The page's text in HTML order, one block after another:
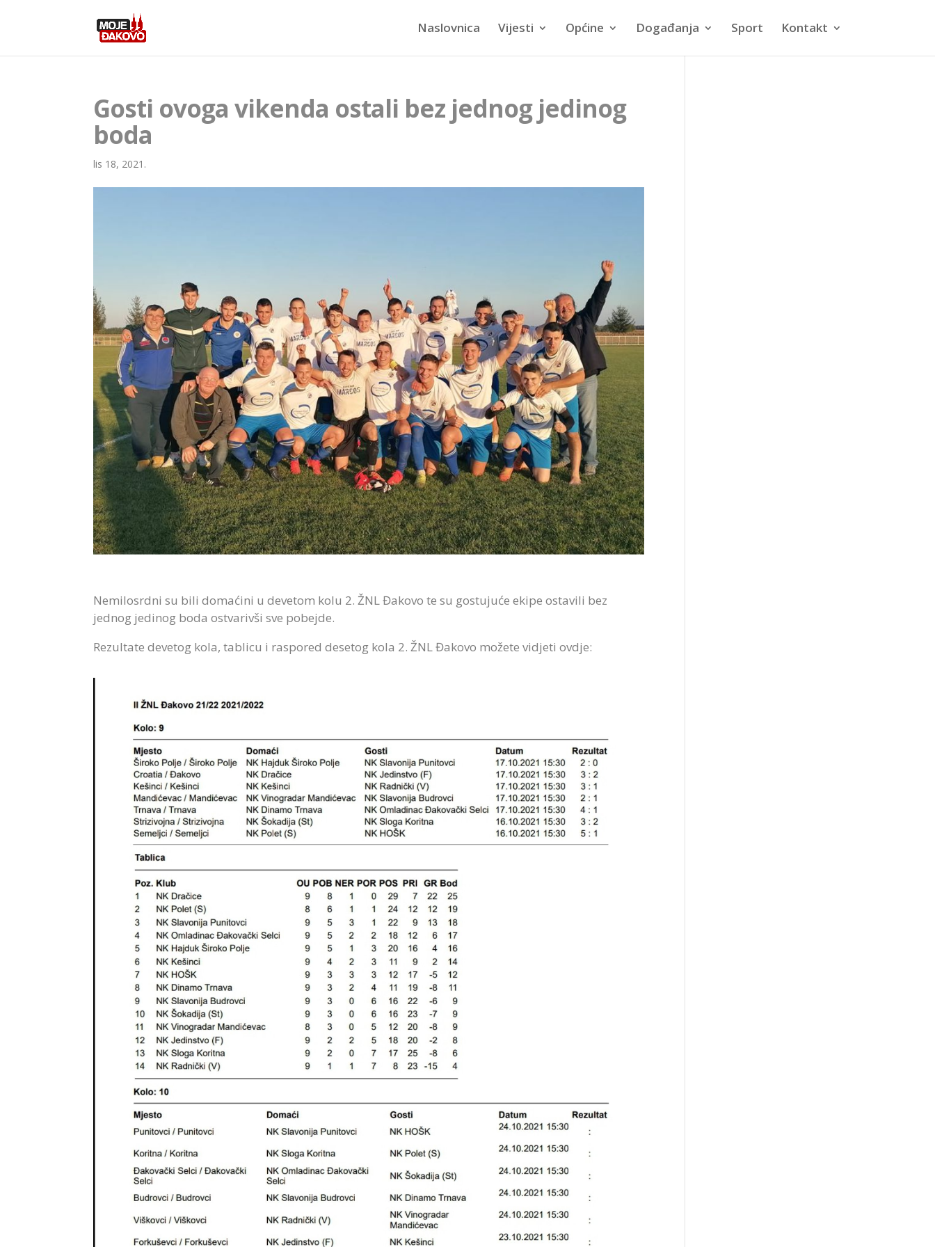
Naslovnica Vijesti Općine Događanja Sport Kontakt
Gosti ovoga vikenda ostali bez jednog jedinog
boda
lis 18, 2021.
Nemilosrdni su bili domaćini u devetom kolu 2. ŽNL Đakovo te su gostujuće ekipe ostavili bez
jednog jedinog boda ostvarivši sve pobejde.
Rezultate devetog kola, tablicu i raspored desetog kola 2. ŽNL Đakovo možete vidjeti ovdje: